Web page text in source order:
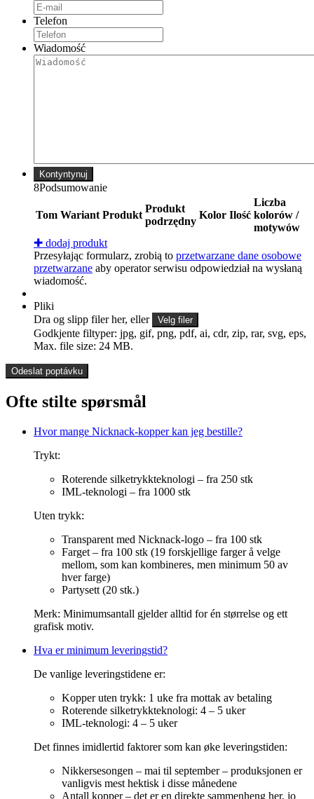
Telefon
Wiadomość
Kontyntynuj
8Podsumowanie
Tom Wariant Produkt
Produkt
podrzędny
Kolor Ilość
Liczba
kolorów /
motywów
✚ dodaj produkt
Przesyłając formularz, zrobią to przetwarzane dane osobowe
przetwarzane aby operator serwisu odpowiedział na wysłaną
wiadomość.
Pliki
Dra og slipp filer her, eller
Velg filer
Godkjente filtyper: jpg, gif, png, pdf, ai, cdr, zip, rar, svg, eps,
Max. file size: 24 MB.
Ofte stilte spørsmål
Hvor mange Nicknack-kopper kan jeg bestille?
Trykt:
Roterende silketrykkteknologi – fra 250 stk
IML-teknologi – fra 1000 stk
Uten trykk:
Transparent med Nicknack-logo – fra 100 stk
Farget – fra 100 stk (19 forskjellige farger å velge
mellom, som kan kombineres, men minimum 50 av
hver farge)
Partysett (20 stk.)
Merk: Minimumsantall gjelder alltid for én størrelse og ett
grafisk motiv.
Hva er minimum leveringstid?
De vanlige leveringstidene er:
Kopper uten trykk: 1 uke fra mottak av betaling
Roterende silketrykkteknologi: 4 – 5 uker
IML-teknologi: 4 – 5 uker
Det finnes imidlertid faktorer som kan øke leveringstiden:
Nikkersesongen – mai til september – produksjonen er
vanligvis mest hektisk i disse månedene
Antall kopper – det er en direkte sammenheng her, jo